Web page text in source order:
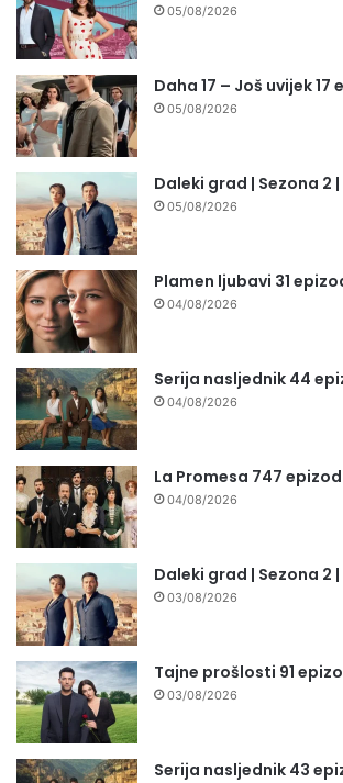
05/08/2026
Daha 17 – Još uvijek 17
05/08/2026
Daleki grad | Sezona 2
05/08/2026
Plamen ljubavi 31
04/08/2026
Serija nasljednik 44
04/08/2026
La Promesa 747
04/08/2026
Daleki grad | Sezona 2
03/08/2026
Tajne prošlosti 91
03/08/2026
Serija nasljednik 43